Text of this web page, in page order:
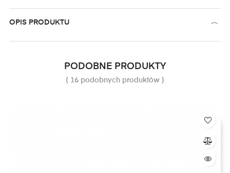
OPIS PRODUKTU
PODOBNE PRODUKTY
( 16 podobnych produktów )